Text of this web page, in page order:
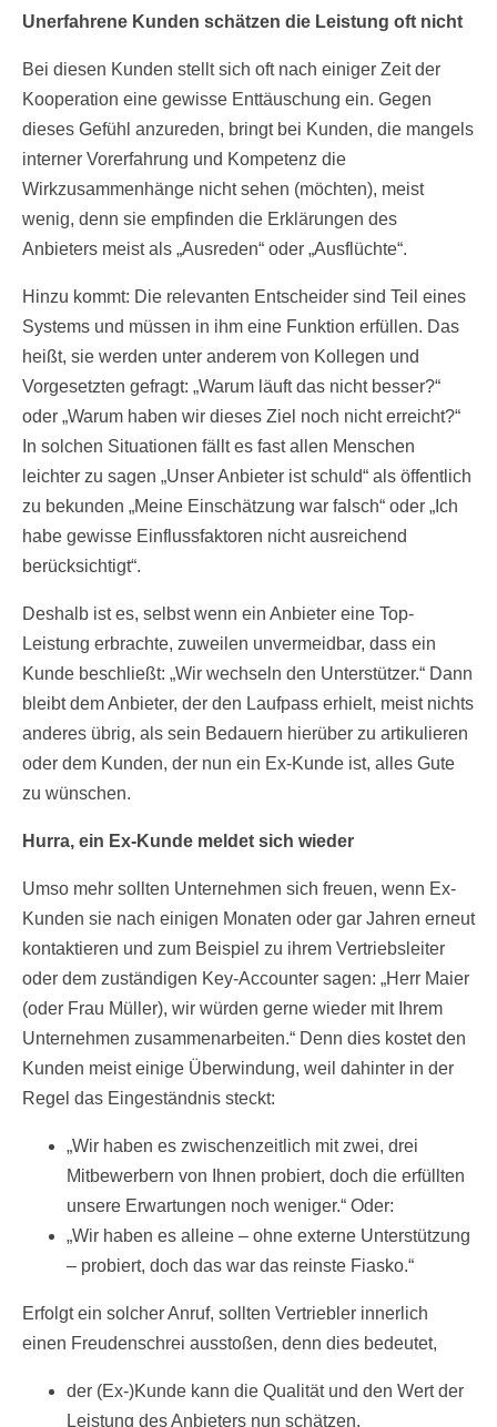
Unerfahrene Kunden schätzen die Leistung oft nicht
Bei diesen Kunden stellt sich oft nach einiger Zeit der
Kooperation eine gewisse Enttäuschung ein. Gegen
dieses Gefühl anzureden, bringt bei Kunden, die mangels
interner Vorerfahrung und Kompetenz die
Wirkzusammenhänge nicht sehen (möchten), meist
wenig, denn sie empfinden die Erklärungen des
Anbieters meist als „Ausreden“ oder „Ausflüchte“.
Hinzu kommt: Die relevanten Entscheider sind Teil eines
Systems und müssen in ihm eine Funktion erfüllen. Das
heißt, sie werden unter anderem von Kollegen und
Vorgesetzten gefragt: „Warum läuft das nicht besser?“
oder „Warum haben wir dieses Ziel noch nicht erreicht?“
In solchen Situationen fällt es fast allen Menschen
leichter zu sagen „Unser Anbieter ist schuld“ als öffentlich
zu bekunden „Meine Einschätzung war falsch“ oder „Ich
habe gewisse Einflussfaktoren nicht ausreichend
berücksichtigt“.
Deshalb ist es, selbst wenn ein Anbieter eine Top-
Leistung erbrachte, zuweilen unvermeidbar, dass ein
Kunde beschließt: „Wir wechseln den Unterstützer.“ Dann
bleibt dem Anbieter, der den Laufpass erhielt, meist nichts
anderes übrig, als sein Bedauern hierüber zu artikulieren
oder dem Kunden, der nun ein Ex-Kunde ist, alles Gute
zu wünschen.
Hurra, ein Ex-Kunde meldet sich wieder
Umso mehr sollten Unternehmen sich freuen, wenn Ex-
Kunden sie nach einigen Monaten oder gar Jahren erneut
kontaktieren und zum Beispiel zu ihrem Vertriebsleiter
oder dem zuständigen Key-Accounter sagen: „Herr Maier
(oder Frau Müller), wir würden gerne wieder mit Ihrem
Unternehmen zusammenarbeiten.“ Denn dies kostet den
Kunden meist einige Überwindung, weil dahinter in der
Regel das Eingeständnis steckt:
„Wir haben es zwischenzeitlich mit zwei, drei
Mitbewerbern von Ihnen probiert, doch die erfüllten
unsere Erwartungen noch weniger.“ Oder:
„Wir haben es alleine – ohne externe Unterstützung
– probiert, doch das war das reinste Fiasko.“
Erfolgt ein solcher Anruf, sollten Vertriebler innerlich
einen Freudenschrei ausstoßen, denn dies bedeutet,
der (Ex-)Kunde kann die Qualität und den Wert der
Leistung des Anbieters nun schätzen,